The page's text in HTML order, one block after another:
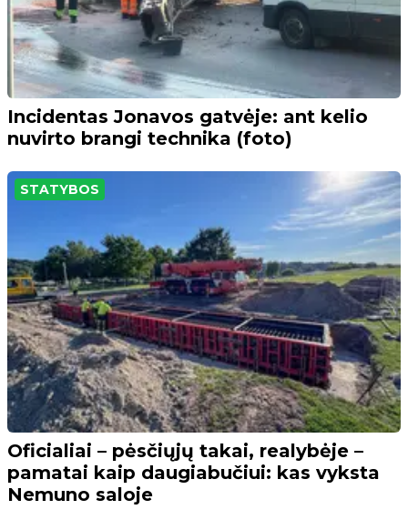
Incidentas Jonavos gatvėje: ant kelio
nuvirto brangi technika (foto)
STATYBOS
Oficialiai – pėsčiųjų takai, realybėje –
pamatai kaip daugiabučiui: kas vyksta
Nemuno saloje